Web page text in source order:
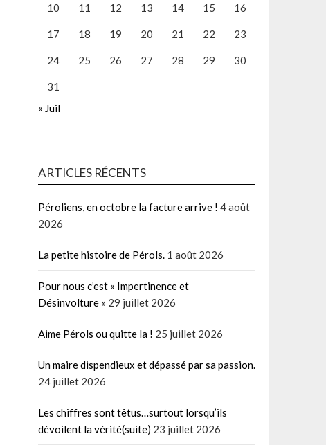
10 11 12 13 14 15 16
17 18 19 20 21 22 23
24 25 26 27 28 29 30
31
« Juil
ARTICLES RÉCENTS
Péroliens, en octobre la facture arrive ! 4 août
2026
La petite histoire de Pérols. 1 août 2026
Pour nous c’est « Impertinence et
Désinvolture » 29 juillet 2026
Aime Pérols ou quitte la ! 25 juillet 2026
Un maire dispendieux et dépassé par sa passion.
24 juillet 2026
Les chiffres sont têtus…surtout lorsqu’ils
dévoilent la vérité(suite) 23 juillet 2026